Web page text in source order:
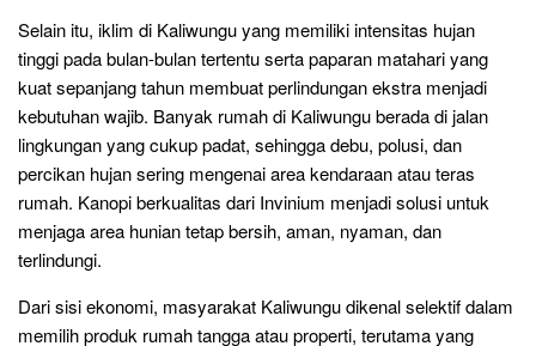
Selain itu, iklim di Kaliwungu yang memiliki intensitas hujan
tinggi pada bulan-bulan tertentu serta paparan matahari yang
kuat sepanjang tahun membuat perlindungan ekstra menjadi
kebutuhan wajib. Banyak rumah di Kaliwungu berada di jalan
lingkungan yang cukup padat, sehingga debu, polusi, dan
percikan hujan sering mengenai area kendaraan atau teras
rumah. Kanopi berkualitas dari Invinium menjadi solusi untuk
menjaga area hunian tetap bersih, aman, nyaman, dan
terlindungi.
Dari sisi ekonomi, masyarakat Kaliwungu dikenal selektif dalam
memilih produk rumah tangga atau properti, terutama yang